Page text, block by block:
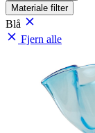
Materiale filter
Blå
Fjern alle